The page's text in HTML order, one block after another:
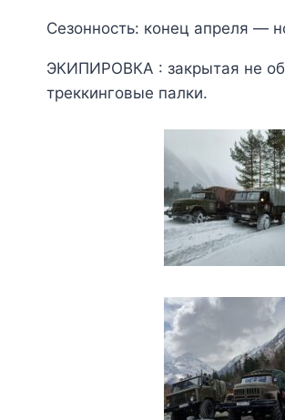
Сезонность: конец апреля —
ЭКИПИРОВКА : закрытая не
треккинговые палки.